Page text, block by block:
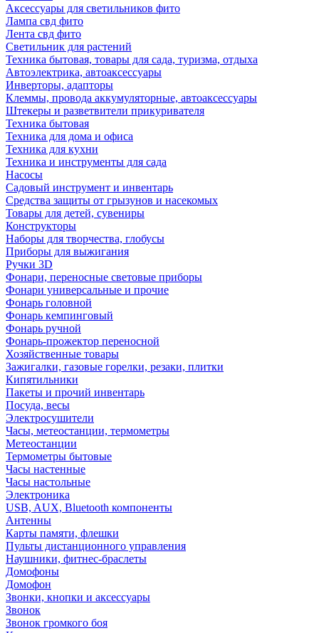
Аксессуары для светильников фито
Лампа свд фито
Лента свд фито
Светильник для растений
Техника бытовая, товары для сада, туризма, отдыха
Автоэлектрика, автоаксессуары
Инверторы, адапторы
Клеммы, провода аккумуляторные, автоаксессуары
Штекеры и разветвители прикуривателя
Техника бытовая
Техника для дома и офиса
Техника для кухни
Техника и инструменты для сада
Насосы
Садовый инструмент и инвентарь
Средства защиты от грызунов и насекомых
Товары для детей, сувениры
Конструкторы
Наборы для творчества, глобусы
Приборы для выжигания
Ручки 3D
Фонари, переносные световые приборы
Фонари универсальные и прочие
Фонарь головной
Фонарь кемпинговый
Фонарь ручной
Фонарь-прожектор переносной
Хозяйственные товары
Зажигалки, газовые горелки, резаки, плитки
Кипятильники
Пакеты и прочий инвентарь
Посуда, весы
Электросушители
Часы, метеостанции, термометры
Метеостанции
Термометры бытовые
Часы настенные
Часы настольные
Электроника
USB, AUX, Bluetooth компоненты
Антенны
Карты памяти, флешки
Пульты дистанционного управления
Наушники, фитнес-браслеты
Домофоны
Домофон
Звонки, кнопки и аксессуары
Звонок
Звонок громкого боя